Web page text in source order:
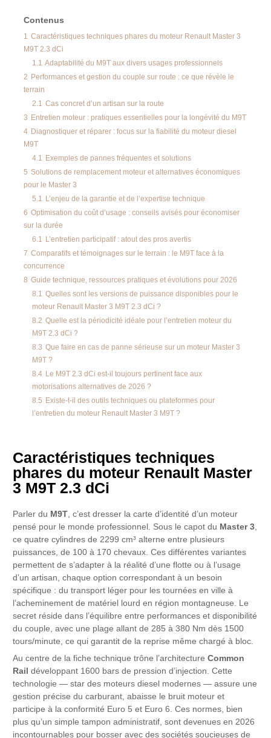
Contenus
1 Caractéristiques techniques phares du moteur Renault Master 3
M9T 2.3 dCi
1.1 Adaptabilité du M9T aux divers usages professionnels
2 Performances et gestion du couple sur route : ce que révèle le
terrain
2.1 Cas concret d’un artisan sur la route
3 Entretien moteur : pratiques essentielles pour la longévité du M9T
4 Diagnostiquer et réparer : focus sur la fiabilité du moteur diesel
M9T
4.1 Exemples de pannes fréquentes et solutions
5 Solutions de remplacement moteur et alternatives économiques
pour le Master 3
5.1 L’enjeu de la garantie et de l’expertise technique
6 Optimisation du coût d’usage : conseils avisés pour économiser
sur la durée
6.1 L’entretien participatif : atout des pros avertis
7 Comparatifs et témoignages sur le terrain : le M9T face à la
concurrence
8 Guide technique, ressources pratiques et évolutions pour 2026
8.1 Quelles sont les versions de puissance disponibles pour le
moteur Renault Master 3 M9T 2.3 dCi ?
8.2 Quelle est la périodicité idéale pour l’entretien moteur du
M9T 2.3 dCi ?
8.3 Que faire en cas de panne sérieuse sur un moteur Master 3
M9T ?
8.4 Le M9T 2.3 dCi est-il toujours pertinent face aux
motorisations alternatives de 2026 ?
8.5 Existe-t-il des outils techniques ou plateformes pour
l’entretien du moteur Renault Master 3 M9T ?
Caractéristiques techniques
phares du moteur Renault Master
3 M9T 2.3 dCi
Parler du M9T, c’est dresser la carte d’identité d’un moteur
pensé pour le monde professionnel. Sous le capot du Master 3,
ce quatre cylindres de 2299 cm³ alterne entre plusieurs
puissances, de 100 à 170 chevaux. Ces différentes variantes
permettent de s’adapter à la réalité d’une flotte ou à l’usage
d’un artisan, chaque option correspondant à un besoin
spécifique : du transport léger pour les tournées en ville à
l’acheminement de matériel lourd en région montagneuse. Le
secret réside dans l’équilibre entre performances et disponibilité
du couple, avec une plage allant de 285 à 380 Nm dès 1500
tours/minute, ce qui garantit de la reprise même chargé à bloc.
Au centre de la fiche technique trône l’architectureCommon
Rail développant 1600 bars de pression d’injection. Cette
technologie — star des moteurs diesel modernes — assure une
gestion précise du carburant, abaisse le bruit moteur et
participe à la conformité Euro 5 et Euro 6. Ces normes, bien
plus qu’un simple tampon administratif, sont devenues en 2026
incontournables pour bosser avec des sociétés soucieuses de